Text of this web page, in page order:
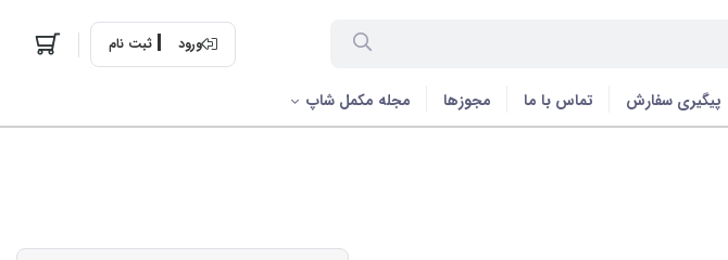
ورود ثبت نام
پیگیری سفارش تماس با ما مجوزها مجله مکمل شاپ